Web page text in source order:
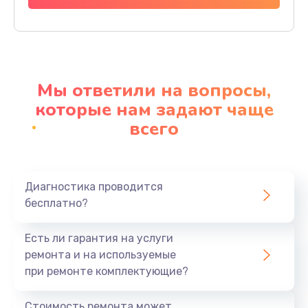
Заказать
Профилактическая чистка
Заказать
1440 руб.
Мы ответили на вопросы,
которые нам задают чаще
всего
Диагностика проводится
бесплатно?
Есть ли гарантия на услуги
ремонта и на используемые
при ремонте комплектующие?